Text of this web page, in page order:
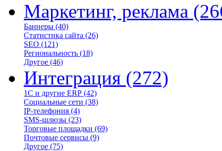
Маркетинг, реклама
Баннеры (40)
Статистика сайта (26)
SEO (121)
Региональность (18)
Другое (46)
Интеграция (272)
1С и другие ERP (42)
Социальные сети (38)
IP-телефония (4)
SMS-шлюзы (23)
Торговые площадки (69)
Почтовые сервисы (9)
Другое (75)